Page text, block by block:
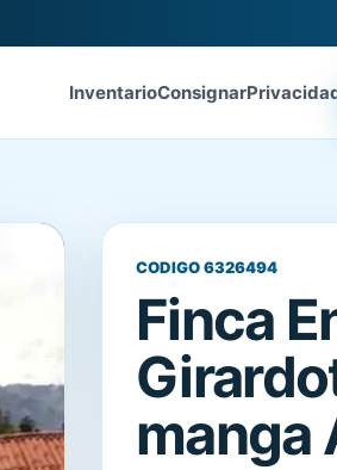
InventarioConsignar
CODIGO 6326494
Finca
manga